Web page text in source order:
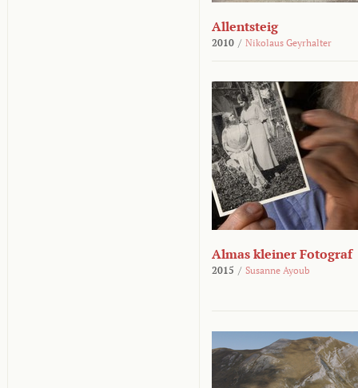
Allentsteig
2010 / Nikolaus Geyrhalter
Almas kleiner Fotograf
2015 / Susanne Ayoub